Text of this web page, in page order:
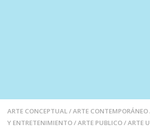
ARTE CONCEPTUAL/ARTE CONTEMPORÁNEO
Y ENTRETENIMIENTO/ARTE PUBLICO/ARTE